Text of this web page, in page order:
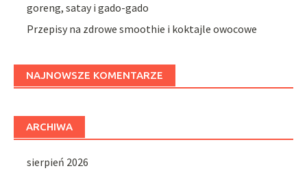
goreng, satay i gado-gado
Przepisy na zdrowe smoothie i koktajle owocowe
NAJNOWSZE KOMENTARZE
ARCHIWA
sierpień 2026